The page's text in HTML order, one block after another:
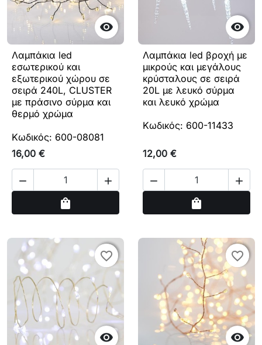

Λαμπάκια led
εσωτερικού και
εξωτερικού χώρου σε
σειρά 240L, CLUSTER
με πράσινο σύρμα και
θερμό χρώμα
Κωδικός: 600-08081
16,00 €
 
shopping_bag

Λαμπάκια led βροχή με
μικρούς και μεγάλους
κρύσταλους σε σειρά
20L με λευκό σύρμα
και λευκό χρώμα
Κωδικός: 600-11433
12,00 €
 
shopping_bag

favorite_border
favorite_border

favorite_border
favorite_border